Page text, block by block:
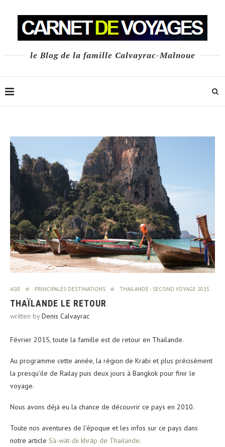
le Blog de la famille Calvayrac-Malnoue
ASIE PRINCIPALES DESTINATIONS THAILANDE - SECOND VOYAGE 2015
THAÏLANDE LE RETOUR
written byDenis Calvayrac
Février 2015, toute la famille est de retour en Thaïlande.
Au programme cette année, la région de Krabi et plus précisément
la presqu’ile de Railay puis deux jours à Bangkok pour finir le
voyage.
Nous avons déjà eu la chance de découvrir ce pays en 2010.
Toute nos aventures de l’époque et les infos sur ce pays dans
notre article Sà-wàt-dii khrâp de Thailande.